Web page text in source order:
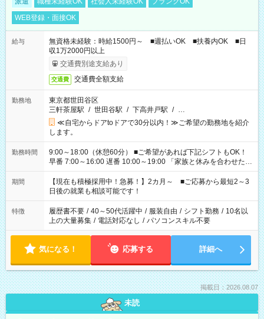
WEB登録・面接OK
給与
無資格未経験：時給1500円～ ■週払いOK ■扶養内OK ■日
収1万2000円以上
交通費別途支給あり
交通費 交通費全額支給
勤務地
東京都世田谷区
三軒茶屋駅 / 世田谷駅 / 下高井戸駅 / …
≪自宅からドアtoドアで30分以内！≫ご希望の勤務地を紹介
します。
勤務時間
9:00～18:00（休憩60分） ■ご希望があれば下記シフトもOK！
早番 7:00～16:00 遅番 10:00～19:00 「家族と休みを合わせた
い」 「余裕を持って夕飯の準備がしたい」 「できれば残業はし
たくない」 など、ご希望を教えてくださいね。 ※Wワーク希望
の方へ 今ご覧のお仕事で希望する勤務時間と、もう1つのお仕事
の勤務時間。 合計で週40時間を超える場合は応募できません。
期間
【現在も積極採用中！急募！】2カ月～ ■ご応募から最短2～3
日後の就業も相談可能です！
特徴 履歴書不要 / 40～50代活躍中 / 服装自由 / シフト勤務 / 10名以
上の大量募集 / 電話対応なし / パソコンスキル不要
気になる！ 応募する 詳細へ
掲載日：2026.08.07
未読